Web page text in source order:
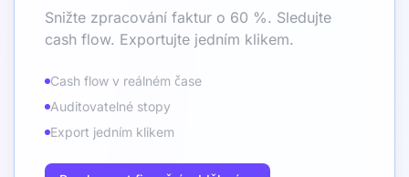
Snižte zpracování faktur o 60 %. Sledujte
cash flow. Exportujte jedním klikem.
Cash flow v reálném čase
Auditovatelné stopy
Export jedním klikem